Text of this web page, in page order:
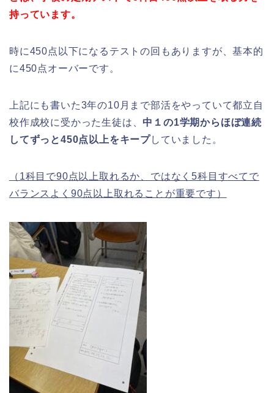
持っています。
時に450点以下になるテストの回もありますが、基本的
に450点オーバーです。
上記にも書いた3年の10月まで部活をやっていて都立自
校作成校に受かった生徒は、 中１の1学期からほぼ連続
してずっと450点以上をキープしていました。
（1科目で90点以上取れるか、ではなく5科目すべてで
バランスよく90点以上取れることが重要です）